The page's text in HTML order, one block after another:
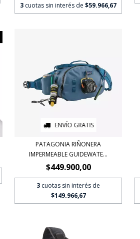
3 cuotas sin interés de$59.966,67
ENVÍO GRATIS
PATAGONIA RIÑONERA
IMPERMEABLE GUIDEWATE...
$449.900,00
3 cuotas sin interés de
$149.966,67